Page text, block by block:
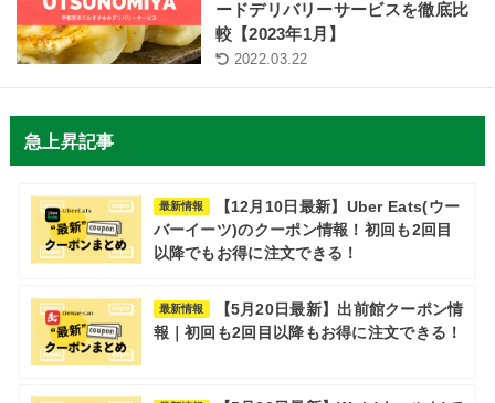
ードデリバリーサービスを徹底比
較【2023年1月】
2022.03.22
急上昇記事
最新情報
【12月10日最新】Uber Eats(ウー
バーイーツ)のクーポン情報！初回も2回目
以降でもお得に注文できる！
最新情報
【5月20日最新】出前館クーポン情
報｜初回も2回目以降もお得に注文できる！